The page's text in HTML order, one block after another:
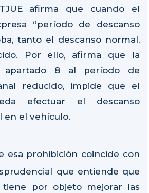
afirma que cuando el
“período de descanso
tanto el descanso normal,
Por ello, afirma que la
apartado 8 al período de
reducido, impide que el
efectuar el descanso
en el vehículo.
esa prohibición coincide con
que entiende que
tiene por objeto mejorar las